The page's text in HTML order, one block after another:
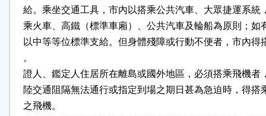
給。乘坐交通工具，市內以搭乘公共汽車、大眾捷運系統
乘火車、高鐵（標準車廂）、公共汽車及輪船為原則；如
以中等等位標準支給。但身體殘障或行動不便者，市內得
    。
證人、鑑定人住居所在離島或國外地區，必須搭乘飛機者
陸交通阻隔無法通行或指定到場之期日甚為急迫時，得搭
    之飛機。